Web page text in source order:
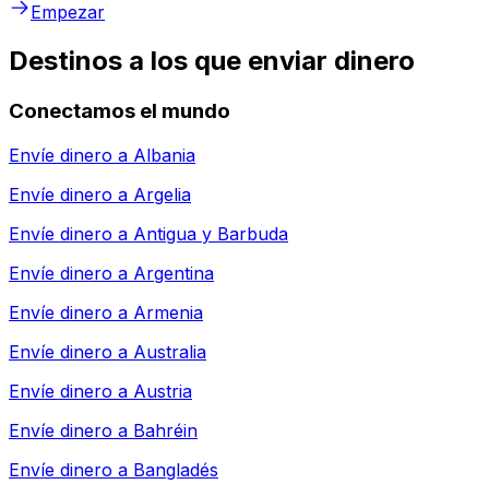
Empezar
Destinos a los que enviar dinero
Conectamos el mundo
Envíe dinero a Albania
Envíe dinero a Argelia
Envíe dinero a Antigua y Barbuda
Envíe dinero a Argentina
Envíe dinero a Armenia
Envíe dinero a Australia
Envíe dinero a Austria
Envíe dinero a Bahréin
Envíe dinero a Bangladés